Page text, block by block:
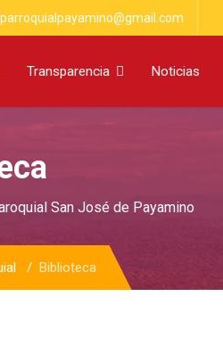
Transparencia Noticias
San José de Payamino
Biblioteca